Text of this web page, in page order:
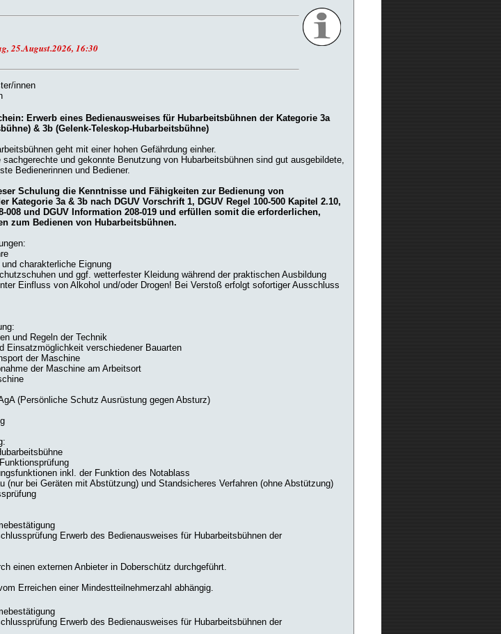
25.August.2026, 16:30
innen
Erwerb eines Bedienausweises für Hubarbeitsbühnen der Kategorie 3a
& 3b (Gelenk-Teleskop-Hubarbeitsbühne)
geht mit einer hohen Gefährdung einher.
und gekonnte Benutzung von Hubarbeitsbühnen sind gut ausgebildete,
Bedienerinnen und Bediener.
Schulung die Kenntnisse und Fähigkeiten zur Bedienung von
Kategorie 3a & 3b nach DGUV Vorschrift 1, DGUV Regel 100-500 Kapitel 2.10,
008 und DGUV Information 208-019 und erfüllen somit die erforderlichen,
zum Bedienen von Hubarbeitsbühnen.
charakterliche Eignung
und ggf. wetterfester Kleidung während der praktischen Ausbildung
Einfluss von Alkohol und/oder Drogen! Bei Verstoß erfolgt sofortiger Ausschluss
und Regeln der Technik
Einsatzmöglichkeit verschiedener Bauarten
der Maschine
der Maschine am Arbeitsort
(Persönliche Schutz Ausrüstung gegen Absturz)
inkl. der Funktion des Notablass
(nur bei Geräten mit Abstützung) und Standsicheres Verfahren (ohne Abstützung)
Erwerb des Bedienausweises für Hubarbeitsbühnen der
einen externen Anbieter in Doberschütz durchgeführt.
Erreichen einer Mindestteilnehmerzahl abhängig.
Erwerb des Bedienausweises für Hubarbeitsbühnen der